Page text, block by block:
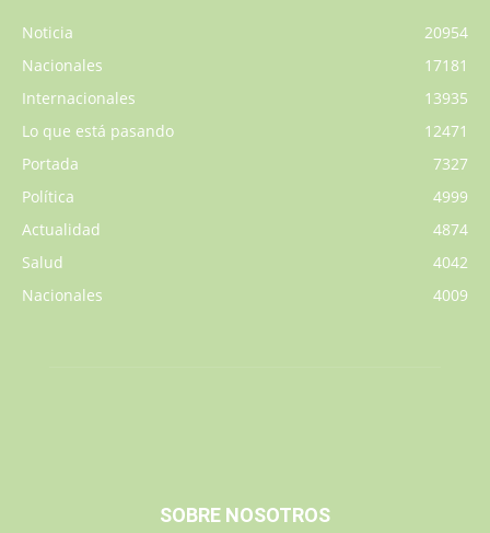
Noticia
20954
Nacionales
17181
Internacionales
13935
Lo que está pasando
12471
Portada
7327
Política
4999
Actualidad
4874
Salud
4042
Nacionales
4009
SOBRE NOSOTROS